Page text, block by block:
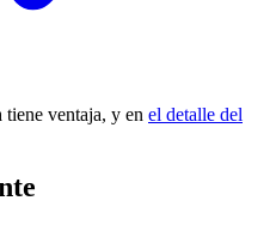
tiene ventaja, y en el detalle del